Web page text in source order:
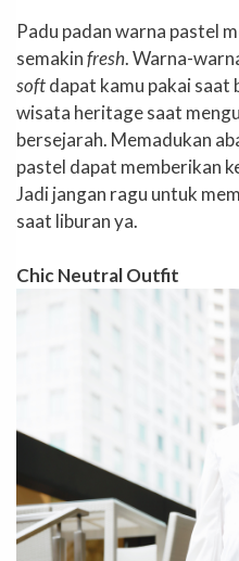
Padu padan warna pastel
semakinfresh. Warna-
softdapat kamu pakai saat
wisata heritage saat
bersejarah. Memadukan
pastel dapat memberikan
Jadi jangan ragu untuk
saat liburan ya.
Chic Neutral Outfit